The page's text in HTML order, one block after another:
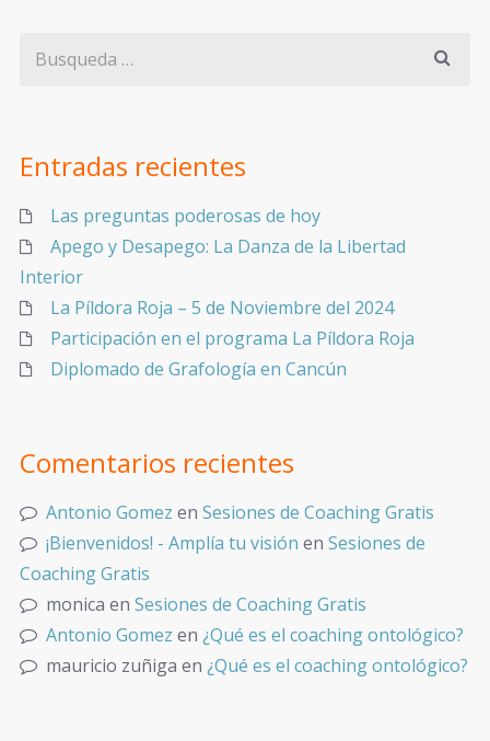
Entradas recientes
Las preguntas poderosas de hoy
Apego y Desapego: La Danza de la Libertad
Interior
La Píldora Roja – 5 de Noviembre del 2024
Participación en el programa La Píldora Roja
Diplomado de Grafología en Cancún
Comentarios recientes
Antonio Gomez en Sesiones de Coaching Gratis
¡Bienvenidos! - Amplía tu visión en Sesiones de
Coaching Gratis
monica en Sesiones de Coaching Gratis
Antonio Gomez en ¿Qué es el coaching ontológico?
mauricio zuñiga en ¿Qué es el coaching ontológico?